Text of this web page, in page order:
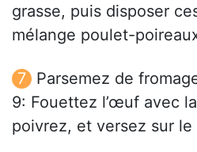
grasse, puis disposer
mélange poulet-
Parsemez de
9: Fouettez l’œuf avec
poivrez, et versez sur le